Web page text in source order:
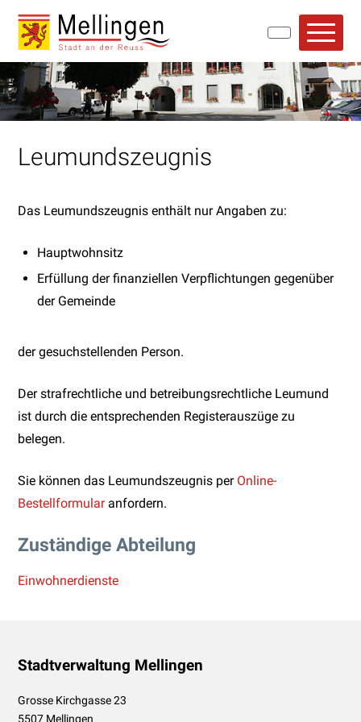
Navigieren in Mellingen
Schnellnavigation
Leumundszeugnis
Das Leumundszeugnis enthält nur Angaben zu:
Hauptwohnsitz
Erfüllung der finanziellen Verpflichtungen gegenüber
der Gemeinde
der gesuchstellenden Person.
Der strafrechtliche und betreibungsrechtliche Leumund
ist durch die entsprechenden Registerauszüge zu
belegen.
Sie können das Leumundszeugnis per Online-
Bestellformular anfordern.
Zuständige Abteilung
Einwohnerdienste
Footer
Stadtverwaltung Mellingen
Grosse Kirchgasse 23
5507 Mellingen